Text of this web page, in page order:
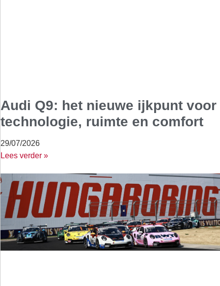
Audi Q9: het nieuwe ijkpunt voor
technologie, ruimte en comfort
29/07/2026
Lees verder »